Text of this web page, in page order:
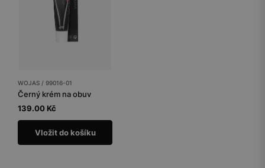
WOJAS / 99016-01
Černý krém na obuv
139.00 Kč
Vložit do košíku